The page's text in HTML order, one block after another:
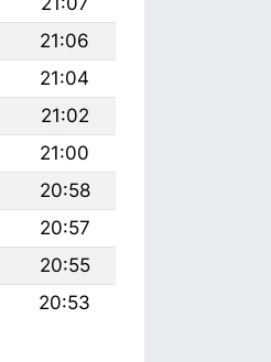
21:06
21:04
21:02
21:00
20:58
20:57
20:55
20:53